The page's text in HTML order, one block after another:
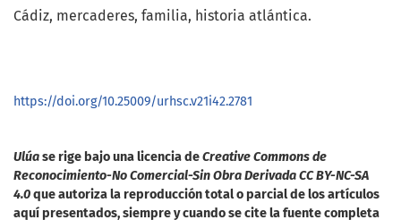
Cádiz, mercaderes, familia, historia atlántica.
https://doi.org/10.25009/urhsc.v21i42.2781
Ulúase rige bajo una licencia deCreative Commons de
Reconocimiento-No Comercial-Sin Obra Derivada CC BY-NC-SA
4.0que autoriza la reproducción total o parcial de los artículos
aquí presentados, siempre y cuando se cite la fuente completa